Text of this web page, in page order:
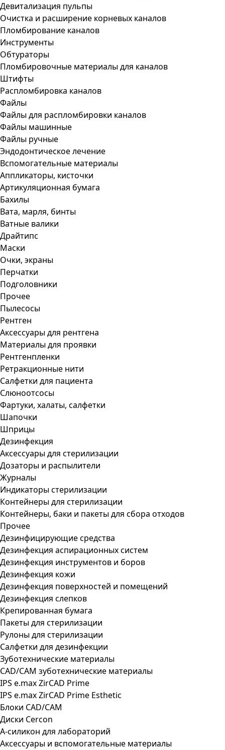
Девитализация пульпы
Очистка и расширение корневых каналов
Пломбирование каналов
Инструменты
Обтураторы
Пломбировочные материалы для каналов
Штифты
Распломбировка каналов
Файлы
Файлы для распломбировки каналов
Файлы машинные
Файлы ручные
Эндодонтическое лечение
Вспомогательные материалы
Аппликаторы, кисточки
Артикуляционная бумага
Бахилы
Вата, марля, бинты
Ватные валики
Драйтипс
Маски
Очки, экраны
Перчатки
Подголовники
Прочее
Пылесосы
Рентген
Аксессуары для рентгена
Материалы для проявки
Рентгенпленки
Ретракционные нити
Салфетки для пациента
Слюноотсосы
Фартуки, халаты, салфетки
Шапочки
Шприцы
Дезинфекция
Аксессуары для стерилизации
Дозаторы и распылители
Журналы
Индикаторы стерилизации
Контейнеры для стерилизации
Контейнеры, баки и пакеты для сбора отходов
Прочее
Дезинфицирующие средства
Дезинфекция аспирационных систем
Дезинфекция инструментов и боров
Дезинфекция кожи
Дезинфекция поверхностей и помещений
Дезинфекция слепков
Крепированная бумага
Пакеты для стерилизации
Рулоны для стерилизации
Салфетки для дезинфекции
Зуботехнические материалы
CAD/CAM зуботехнические материалы
IPS e.max ZirCAD Prime
IPS e.max ZirCAD Prime Esthetic
Блоки CAD/CAM
Диски Cercon
А-силикон для лабораторий
Аксессуары и вспомогательные материалы